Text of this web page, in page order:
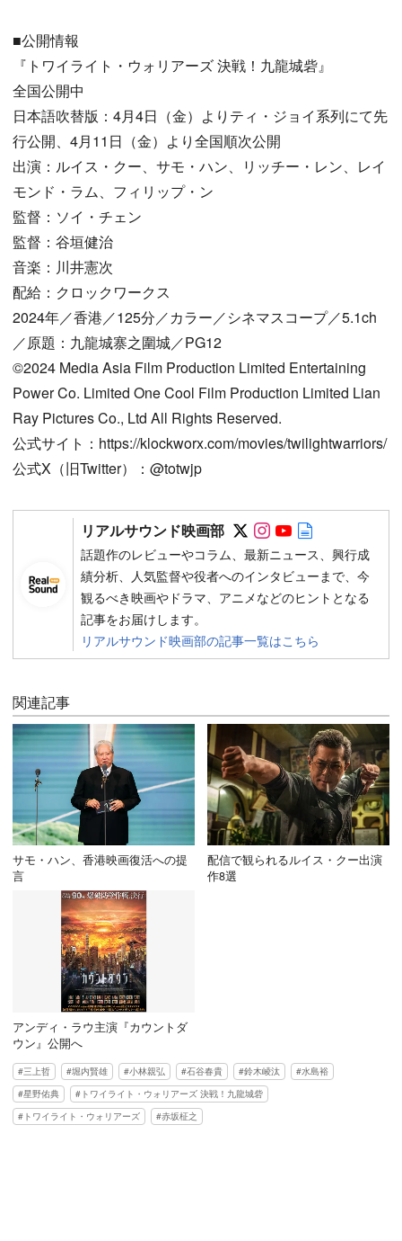
■公開情報
『トワイライト・ウォリアーズ 決戦！九龍城砦』
全国公開中
日本語吹替版：4月4日（金）よりティ・ジョイ系列にて先
行公開、4月11日（金）より全国順次公開
出演：ルイス・クー、サモ・ハン、リッチー・レン、レイ
モンド・ラム、フィリップ・ン
監督：ソイ・チェン
監督：谷垣健治
音楽：川井憲次
配給：クロックワークス
2024年／香港／125分／カラー／シネマスコープ／5.1ch
／原題：九龍城寨之圍城／PG12
©2024 Media Asia Film Production Limited Entertaining
Power Co. Limited One Cool Film Production Limited Lian
Ray Pictures Co., Ltd All Rights Reserved.
公式サイト：https://klockworx.com/movies/twilightwarriors/
公式X（旧Twitter）：@totwjp
リアルサウンド映画部 Follow on SNS
Follow on SNS
Follow on
話題作のレビューやコラム、最新ニュース、興行成
績分析、人気監督や役者へのインタビューまで、今
観るべき映画やドラマ、アニメなどのヒントとなる
記事をお届けします。
リアルサウンド映画部の記事一覧はこちら
関連記事
サモ・ハン、香港映画復活への提
言
配信で観られるルイス・クー出演
作8選
アンディ・ラウ主演『カウントダ
ウン』公開へ
三上哲 堀内賢雄 小林親弘 石谷春貴 鈴木崚汰
水島裕
星野佑典
トワイライト・ウォリアーズ 決戦！九龍城砦
トワイライト・ウォリアーズ
赤坂柾之